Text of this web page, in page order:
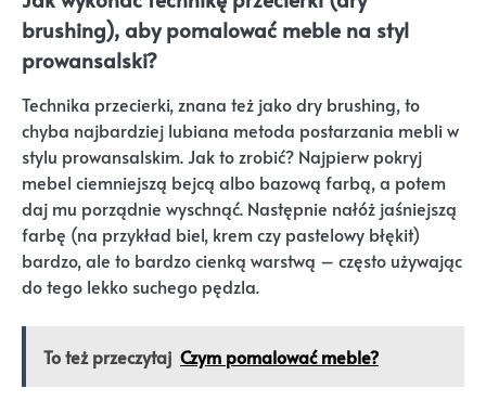
brushing), aby pomalować meble na styl
prowansalski?
Technika przecierki, znana też jako dry brushing, to
chyba najbardziej lubiana metoda postarzania mebli w
stylu prowansalskim. Jak to zrobić? Najpierw pokryj
mebel ciemniejszą bejcą albo bazową farbą, a potem
daj mu porządnie wyschnąć. Następnie nałóż jaśniejszą
farbę (na przykład biel, krem czy pastelowy błękit)
bardzo, ale to bardzo cienką warstwą – często używając
do tego lekko suchego pędzla.
To też przeczytaj Czym pomalować meble?